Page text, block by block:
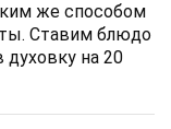
же способом
Ставим блюдо
духовку на 20